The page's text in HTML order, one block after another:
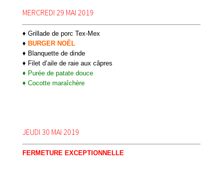
MERCREDI 29 MAI 2019
♦ Grillade de porc Tex-Mex
♦ BURGER NOËL
♦ Blanquette de dinde
♦ Filet d’aile de raie aux câpres
♦ Purée de patate douce
♦ Cocotte maraîchère
JEUDI 30 MAI 2019
FERMETURE EXCEPTIONNELLE